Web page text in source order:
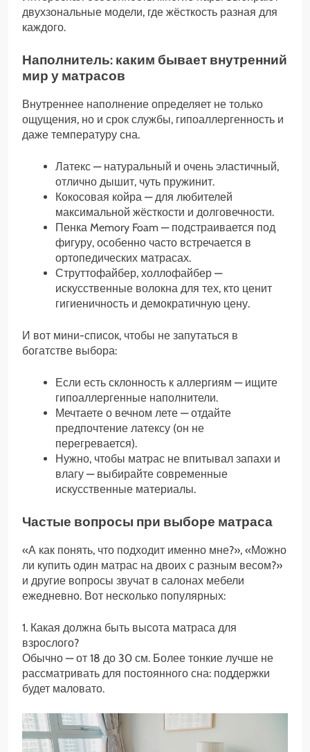
двухзональные модели, где жёсткость разная для
каждого.
Наполнитель: каким бывает внутренний
мир у матрасов
Внутреннее наполнение определяет не только
ощущения, но и срок службы, гипоаллергенность и
даже температуру сна.
Латекс — натуральный и очень эластичный,
отлично дышит, чуть пружинит.
Кокосовая койра — для любителей
максимальной жёсткости и долговечности.
Пенка Memory Foam — подстраивается под
фигуру, особенно часто встречается в
ортопедических матрасах.
Струттофайбер, холлофайбер —
искусственные волокна для тех, кто ценит
гигиеничность и демократичную цену.
И вот мини-список, чтобы не запутаться в
богатстве выбора:
Если есть склонность к аллергиям — ищите
гипоаллергенные наполнители.
Мечтаете о вечном лете — отдайте
предпочтение латексу (он не
перегревается).
Нужно, чтобы матрас не впитывал запахи и
влагу — выбирайте современные
искусственные материалы.
Частые вопросы при выборе матраса
«А как понять, что подходит именно мне?», «Можно
ли купить один матрас на двоих с разным весом?»
и другие вопросы звучат в салонах мебели
ежедневно. Вот несколько популярных:
1. Какая должна быть высота матраса для
взрослого?
Обычно — от 18 до 30 см. Более тонкие лучше не
рассматривать для постоянного сна: поддержки
будет маловато.